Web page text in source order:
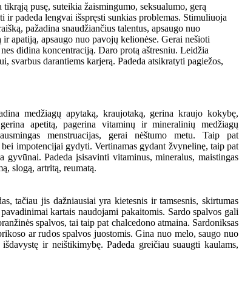
pusę, suteikia žaismingumo, seksualumo, gerą
ir padeda lengvai išspręsti sunkias problemas. Stimuliuoja
pažadina snaudžiančius talentus, apsaugo nuo
apatiją, apsaugo nuo pavojų kelionėse. Gerai nešioti
didina koncentraciją. Daro protą aštresniu. Leidžia
svarbus darantiems karjerą. Padeda atsikratyti pagiežos,
medžiagų apytaką, kraujotaką, gerina kraujo kokybę,
apetitą, pagerina vitaminų ir mineralinių medžiagų
menstruacijas, gerai nėštumo metu. Taip pat
impotencijai gydyti. Vertinamas gydant žvynelinę, taip pat
gyvūnai. Padeda įsisavinti vitaminus, mineralus, maistingas
slogą, artritą, reumatą.
tačiau jis dažniausiai yra kietesnis ir tamsesnis, skirtumas
kartais naudojami pakaitomis. Sardo spalvos gali
spalvos, tai taip pat chalcedono atmaina. Sardoniksas
ar rudos spalvos juostomis. Gina nuo melo, saugo nuo
ir neištikimybę. Padeda greičiau suaugti kaulams,